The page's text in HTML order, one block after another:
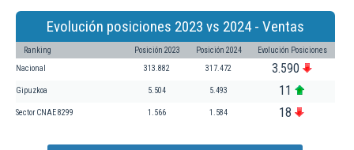
Evolución posiciones 2023 vs 2024 - Ventas
Ranking Posición 2023 Posición 2024 Evolución Posiciones
Nacional 313.882 317.472 3.590
Gipuzkoa 5.504 5.493 11
Sector CNAE 8299 1.566 1.584 18